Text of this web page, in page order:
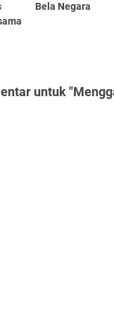
Bela Negara
untuk